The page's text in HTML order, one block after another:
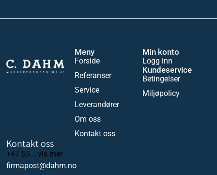
Meny
Forside
Referanser
Service
Leverandører
Om oss
Kontakt oss
Min konto
Logg inn
Kundeservice
Betingelser
Miljøpolicy
Kontakt oss
+47 55 ...vis mer
firmapost@dahm.no